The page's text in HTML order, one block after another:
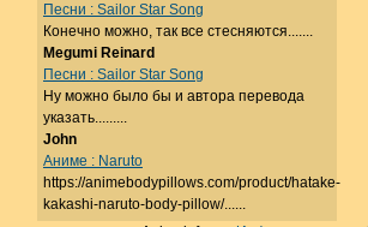
Песни : Sailor Star Song
Конечно можно, так все стесняются.......
Megumi Reinard
Песни : Sailor Star Song
Ну можно было бы и автора перевода
указать.........
John
Аниме : Naruto
https://animebodypillows.com/product/hatake-
kakashi-naruto-body-pillow/......